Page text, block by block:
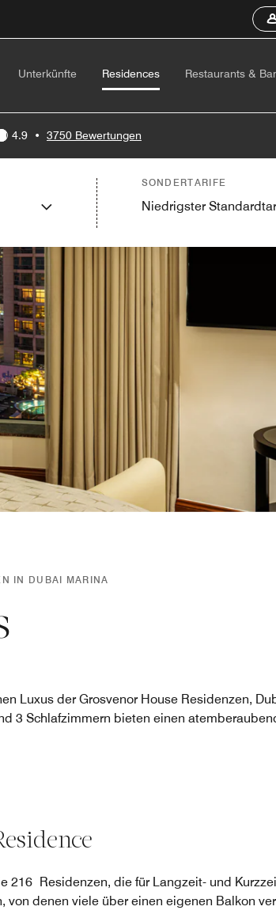
Unterkünfte Residences Restaurants &
4.9 • 3750 Bewertungen
SONDERTARIFE
Niedrigster
IN DUBAI MARINA
Luxus der Grosvenor House Residenzen,
3 Schlafzimmern bieten einen
216 Residenzen, die für Langzeit- und
denen viele über einen eigenen Balkon